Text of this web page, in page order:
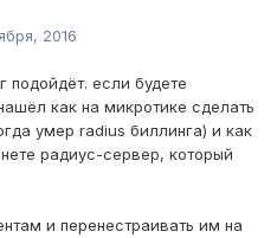
2016
если будете
как на микротике сделать
умер radius биллинга) и как
радиус-сервер, который
и перенестраивать им на